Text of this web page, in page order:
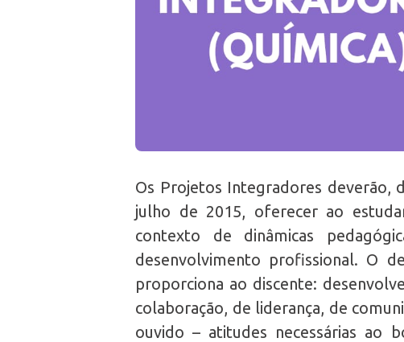
Os Projetos Integradores deverão,
julho de 2015, oferecer ao
contexto de dinâmicas
desenvolvimento profissional. O
proporciona ao discente:
colaboração, de liderança, de
ouvido – atitudes necessárias ao